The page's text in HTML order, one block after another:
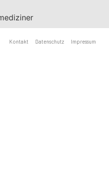
Kontakt Datenschutz Impressum